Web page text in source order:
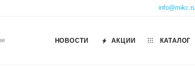
НОВОСТИ АКЦИИ КАТАЛОГ